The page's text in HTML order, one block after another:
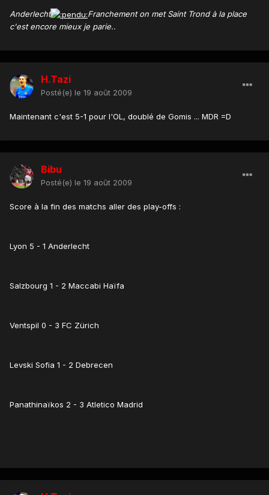
Anderlecht
Franchement on met Saint Trond à la place
c'est encore mieux je parie..
H.Tazi
Posté(e) le 19 août 2009
Maintenant c'est 5-1 pour l'OL, doublé de Gomis ... MDR =D
Bibu
Posté(e) le 19 août 2009
Score à la fin des matchs aller des play-offs :
Lyon 5 - 1 Anderlecht
Salzbourg 1 - 2 Maccabi Haïfa
Ventspil 0 - 3 FC Zürich
Levski Sofia 1 - 2 Debrecen
Panathinaïkos 2 - 3 Atletico Madrid